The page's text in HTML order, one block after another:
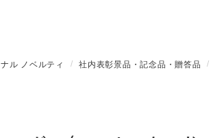
ル ノベルティ 社内表彰景品・記念品・贈答品